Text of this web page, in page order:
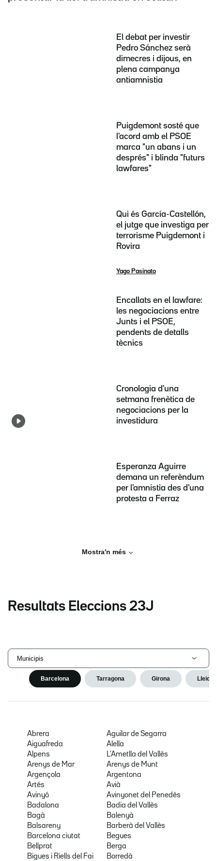
El debat per investir
Pedro Sánchez serà
dimecres i dijous, en
plena campanya
antiamnistia
Puigdemont sosté que
l'acord amb el PSOE
marca "un abans i un
després" i blinda "futurs
lawfares"
Qui és García-Castellón,
el jutge que investiga per
terrorisme Puigdemont i
Rovira
Yago Pasinato
Encallats en el lawfare:
les negociacions entre
Junts i el PSOE,
pendents de detalls
tècnics
Cronologia d'una
setmana frenètica de
negociacions per la
investidura
Esperanza Aguirre
demana un referèndum
per l'amnistia des d'una
protesta a Ferraz
Mostra'n més
Resultats Eleccions 23J
Municipis
Barcelona Tarragona Girona Lleida
Abrera
Aguilar de Segarra
Aiguafreda
Alella
Alpens
L'Ametlla del Vallès
Arenys de Mar
Arenys de Munt
Argençola
Argentona
Artés
Avià
Avinyó
Avinyonet del Penedès
Badalona
Badia del Vallès
Bagà
Balenyà
Balsareny
Barberà del Vallès
Barcelona ciutat
Begues
Bellprat
Berga
Bigues i Riells del Fai
Borredà